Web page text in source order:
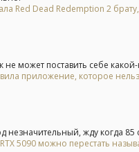
Red Dead Redemption 2
не может поставить себе
приложение, которое
незначительный, жду когда 85
5090 можно перестать